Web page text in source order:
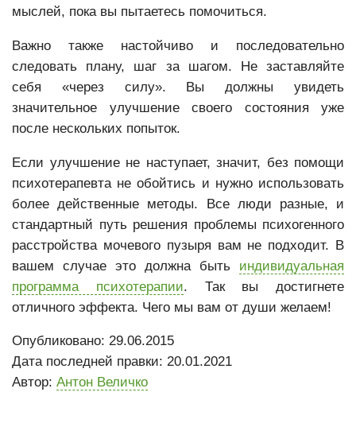
мыслей, пока вы пытаетесь помочиться.
Важно также настойчиво и последовательно
следовать плану, шаг за шагом. Не заставляйте
себя «через силу». Вы должны увидеть
значительное улучшение своего состояния уже
после нескольких попыток.
Если улучшение не наступает, значит, без помощи
психотерапевта не обойтись и нужно использовать
более действенные методы. Все люди разные, и
стандартный путь решения проблемы психогенного
расстройства мочевого пузыря вам не подходит. В
вашем случае это должна быть индивидуальная
программа психотерапии. Так вы достигнете
отличного эффекта. Чего мы вам от души желаем!
Опубликовано: 29.06.2015
Дата последней правки: 20.01.2021
Автор: Антон Величко